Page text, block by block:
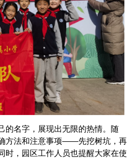
名字，展现出无限的热情。随
方法和注意事项——先挖树坑，再
时，园区工作人员也提醒大家在使